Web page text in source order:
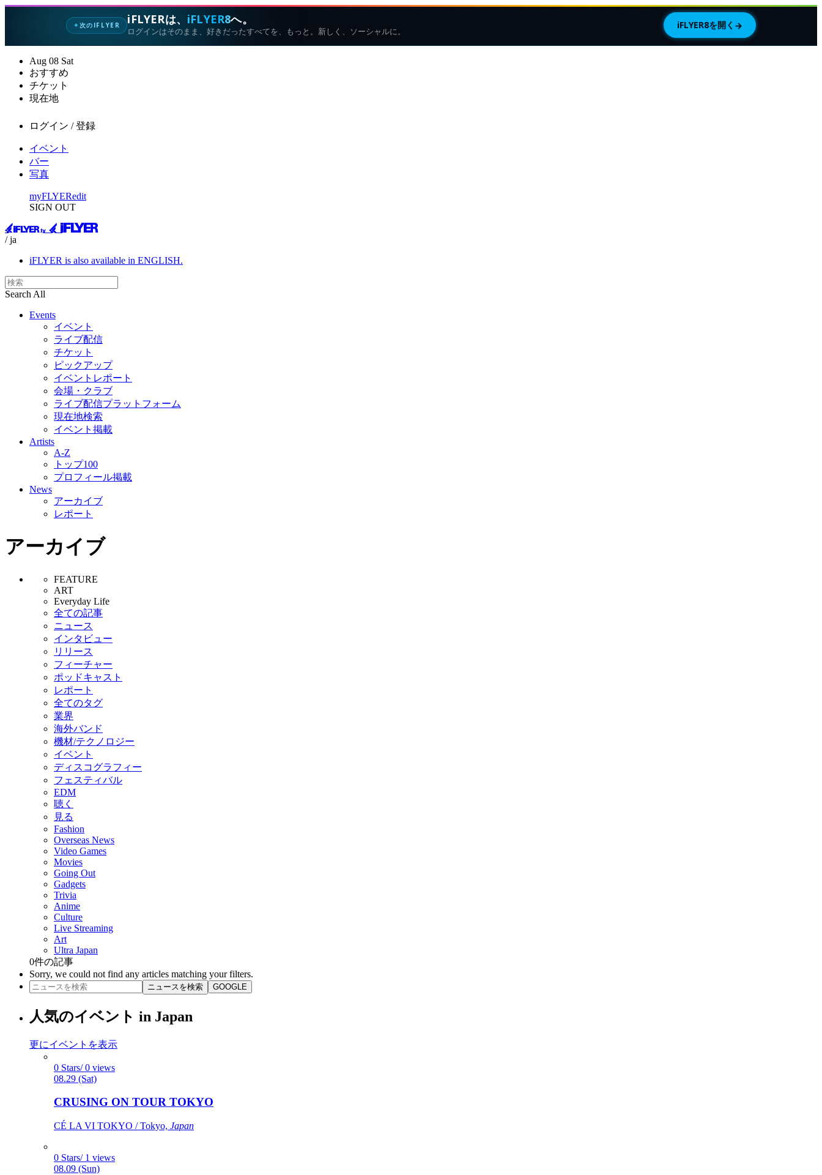
✦次のIFLYER iFLYERは、 iFLYER8へ。
ログインはそのまま、好きだったすべてを、もっと。新しく、ソーシャルに。
iFLYER8を開く →
Aug 08 Sat
おすすめ
チケット
現在地
ログイン / 登録
イベント
バー
写真
myFLYERedit
SIGN OUT
/ ja
iFLYER is also available in ENGLISH.
Search All
Events
イベント
ライブ配信
チケット
ピックアップ
イベントレポート
会場・クラブ
ライブ配信プラットフォーム
現在地検索
イベント掲載
Artists
A-Z
トップ100
プロフィール掲載
News
アーカイブ
レポート
アーカイブ
FEATURE
ART
Everyday Life
全ての記事
ニュース
インタビュー
リリース
フィーチャー
ポッドキャスト
レポート
全てのタグ
業界
海外バンド
機材/テクノロジー
イベント
ディスコグラフィー
フェスティバル
EDM
聴く
見る
Fashion
Overseas News
Video Games
Movies
Going Out
Gadgets
Trivia
Anime
Culture
Live Streaming
Art
Ultra Japan
0件の記事
Sorry, we could not find any articles matching your filters.
ニュースを検索 GOOGLE
人気のイベント in Japan
更にイベントを表示
0 Stars/ 0 views
08.29 (Sat)
CRUSING ON TOUR TOKYO
CÉ LA VI TOKYO / Tokyo, Japan
0 Stars/ 1 views
08.09 (Sun)